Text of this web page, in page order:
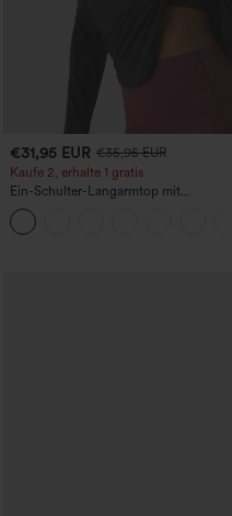
€31,95 EUR €35,95 EUR
Kaufe 2, erhalte 1 gratis
Ein-Schulter-Langarmtop mit
Daumenloch, geschwungener Saum
(High-Low), schnell trocknend – Yoga-
Sporttop mit integriertem BH